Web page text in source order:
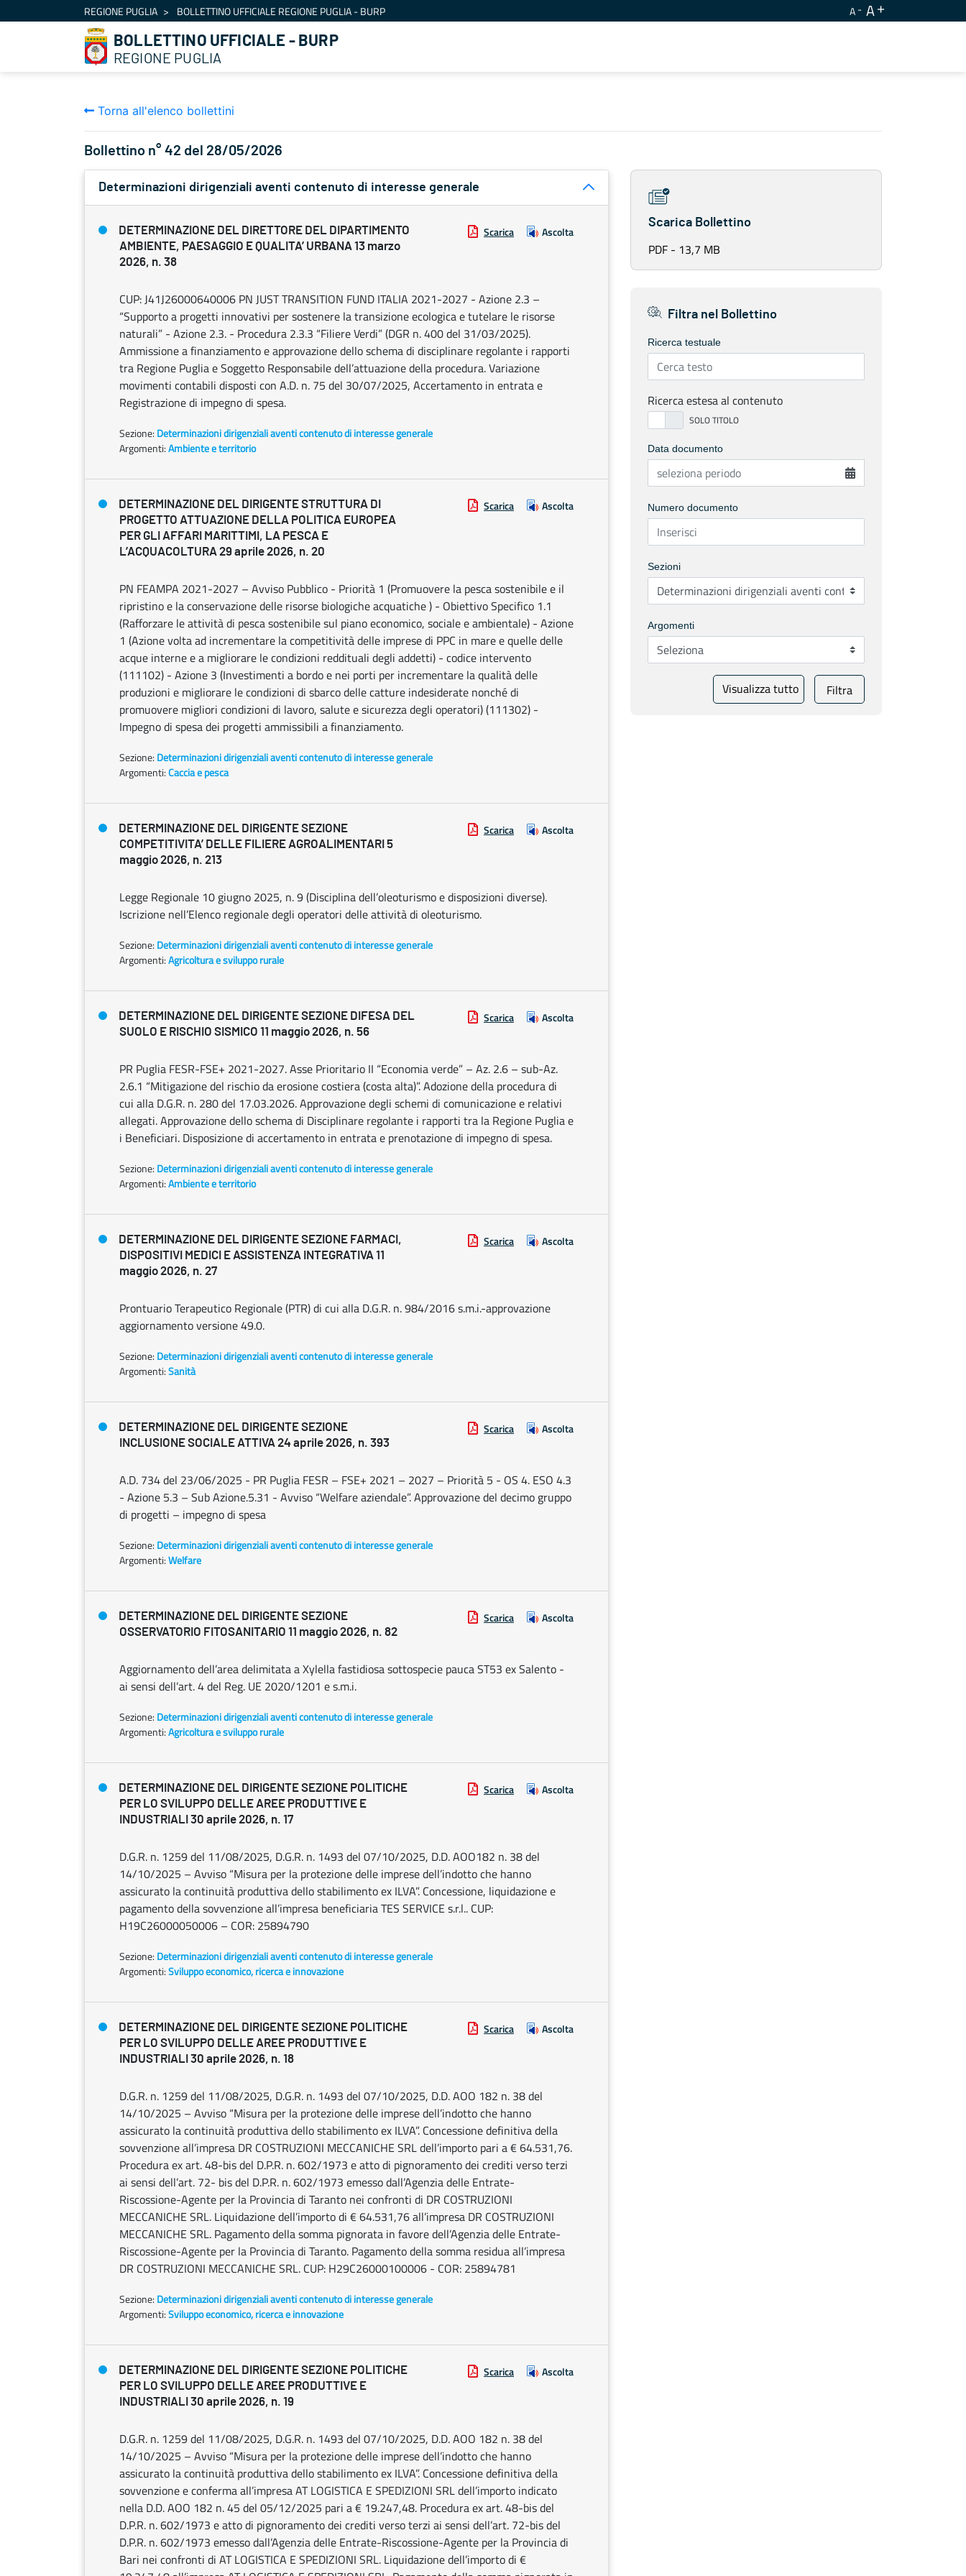
Salta al contenutoREGIONE PUGLIA BOLLETTINO UFFICIALE REGIONE PUGLIA - BURP A A
BOLLETTINO UFFICIALE - BURP
REGIONE PUGLIA
Torna all'elenco bollettini
Bollettino n° 42 del 28/05/2026
Determinazioni dirigenziali aventi contenuto di interesse generale
DETERMINAZIONE DEL DIRETTORE DEL DIPARTIMENTO
AMBIENTE, PAESAGGIO E QUALITA’ URBANA 13 marzo
2026, n. 38
Scarica Ascolta
CUP: J41J26000640006 PN JUST TRANSITION FUND ITALIA 2021-2027 - Azione 2.3 –
“Supporto a progetti innovativi per sostenere la transizione ecologica e tutelare le risorse
naturali” - Azione 2.3. - Procedura 2.3.3 “Filiere Verdi” (DGR n. 400 del 31/03/2025).
Ammissione a finanziamento e approvazione dello schema di disciplinare regolante i rapporti
tra Regione Puglia e Soggetto Responsabile dell’attuazione della procedura. Variazione
movimenti contabili disposti con A.D. n. 75 del 30/07/2025, Accertamento in entrata e
Registrazione di impegno di spesa.
Sezione: Determinazioni dirigenziali aventi contenuto di interesse generale
Argomenti:Ambiente e territorio
DETERMINAZIONE DEL DIRIGENTE STRUTTURA DI
PROGETTO ATTUAZIONE DELLA POLITICA EUROPEA
PER GLI AFFARI MARITTIMI, LA PESCA E
L’ACQUACOLTURA 29 aprile 2026, n. 20
Scarica Ascolta
PN FEAMPA 2021-2027 – Avviso Pubblico - Priorità 1 (Promuovere la pesca sostenibile e il
ripristino e la conservazione delle risorse biologiche acquatiche ) - Obiettivo Specifico 1.1
(Rafforzare le attività di pesca sostenibile sul piano economico, sociale e ambientale) - Azione
1 (Azione volta ad incrementare la competitività delle imprese di PPC in mare e quelle delle
acque interne e a migliorare le condizioni reddituali degli addetti) - codice intervento
(111102) - Azione 3 (Investimenti a bordo e nei porti per incrementare la qualità delle
produzioni e migliorare le condizioni di sbarco delle catture indesiderate nonché di
promuovere migliori condizioni di lavoro, salute e sicurezza degli operatori) (111302) -
Impegno di spesa dei progetti ammissibili a finanziamento.
Sezione: Determinazioni dirigenziali aventi contenuto di interesse generale
Argomenti:Caccia e pesca
DETERMINAZIONE DEL DIRIGENTE SEZIONE
COMPETITIVITA’ DELLE FILIERE AGROALIMENTARI 5
maggio 2026, n. 213
Scarica Ascolta
Legge Regionale 10 giugno 2025, n. 9 (Disciplina dell’oleoturismo e disposizioni diverse).
Iscrizione nell’Elenco regionale degli operatori delle attività di oleoturismo.
Sezione: Determinazioni dirigenziali aventi contenuto di interesse generale
Argomenti:Agricoltura e sviluppo rurale
DETERMINAZIONE DEL DIRIGENTE SEZIONE DIFESA DEL
SUOLO E RISCHIO SISMICO 11 maggio 2026, n. 56
Scarica Ascolta
PR Puglia FESR-FSE+ 2021-2027. Asse Prioritario II “Economia verde” – Az. 2.6 – sub-Az.
2.6.1 “Mitigazione del rischio da erosione costiera (costa alta)”. Adozione della procedura di
cui alla D.G.R. n. 280 del 17.03.2026. Approvazione degli schemi di comunicazione e relativi
allegati. Approvazione dello schema di Disciplinare regolante i rapporti tra la Regione Puglia e
i Beneficiari. Disposizione di accertamento in entrata e prenotazione di impegno di spesa.
Sezione: Determinazioni dirigenziali aventi contenuto di interesse generale
Argomenti:Ambiente e territorio
DETERMINAZIONE DEL DIRIGENTE SEZIONE FARMACI,
DISPOSITIVI MEDICI E ASSISTENZA INTEGRATIVA 11
maggio 2026, n. 27
Scarica Ascolta
Prontuario Terapeutico Regionale (PTR) di cui alla D.G.R. n. 984/2016 s.m.i.-approvazione
aggiornamento versione 49.0.
Sezione: Determinazioni dirigenziali aventi contenuto di interesse generale
Argomenti:Sanità
DETERMINAZIONE DEL DIRIGENTE SEZIONE
INCLUSIONE SOCIALE ATTIVA 24 aprile 2026, n. 393
Scarica Ascolta
A.D. 734 del 23/06/2025 - PR Puglia FESR – FSE+ 2021 – 2027 – Priorità 5 - OS 4. ESO 4.3
- Azione 5.3 – Sub Azione.5.31 - Avviso “Welfare aziendale”. Approvazione del decimo gruppo
di progetti – impegno di spesa
Sezione: Determinazioni dirigenziali aventi contenuto di interesse generale
Argomenti:Welfare
DETERMINAZIONE DEL DIRIGENTE SEZIONE
OSSERVATORIO FITOSANITARIO 11 maggio 2026, n. 82
Scarica Ascolta
Aggiornamento dell’area delimitata a Xylella fastidiosa sottospecie pauca ST53 ex Salento -
ai sensi dell’art. 4 del Reg. UE 2020/1201 e s.m.i.
Sezione: Determinazioni dirigenziali aventi contenuto di interesse generale
Argomenti:Agricoltura e sviluppo rurale
DETERMINAZIONE DEL DIRIGENTE SEZIONE POLITICHE
PER LO SVILUPPO DELLE AREE PRODUTTIVE E
INDUSTRIALI 30 aprile 2026, n. 17
Scarica Ascolta
D.G.R. n. 1259 del 11/08/2025, D.G.R. n. 1493 del 07/10/2025, D.D. AOO182 n. 38 del
14/10/2025 – Avviso “Misura per la protezione delle imprese dell’indotto che hanno
assicurato la continuità produttiva dello stabilimento ex ILVA”. Concessione, liquidazione e
pagamento della sovvenzione all’impresa beneficiaria TES SERVICE s.r.l.. CUP:
H19C26000050006 – COR: 25894790
Sezione: Determinazioni dirigenziali aventi contenuto di interesse generale
Argomenti:Sviluppo economico, ricerca e innovazione
DETERMINAZIONE DEL DIRIGENTE SEZIONE POLITICHE
PER LO SVILUPPO DELLE AREE PRODUTTIVE E
INDUSTRIALI 30 aprile 2026, n. 18
Scarica Ascolta
D.G.R. n. 1259 del 11/08/2025, D.G.R. n. 1493 del 07/10/2025, D.D. AOO 182 n. 38 del
14/10/2025 – Avviso “Misura per la protezione delle imprese dell’indotto che hanno
assicurato la continuità produttiva dello stabilimento ex ILVA”. Concessione definitiva della
sovvenzione all’impresa DR COSTRUZIONI MECCANICHE SRL dell’importo pari a € 64.531,76.
Procedura ex art. 48-bis del D.P.R. n. 602/1973 e atto di pignoramento dei crediti verso terzi
ai sensi dell’art. 72- bis del D.P.R. n. 602/1973 emesso dall’Agenzia delle Entrate-
Riscossione-Agente per la Provincia di Taranto nei confronti di DR COSTRUZIONI
MECCANICHE SRL. Liquidazione dell’importo di € 64.531,76 all’impresa DR COSTRUZIONI
MECCANICHE SRL. Pagamento della somma pignorata in favore dell’Agenzia delle Entrate-
Riscossione-Agente per la Provincia di Taranto. Pagamento della somma residua all’impresa
DR COSTRUZIONI MECCANICHE SRL. CUP: H29C26000100006 - COR: 25894781
Sezione: Determinazioni dirigenziali aventi contenuto di interesse generale
Argomenti:Sviluppo economico, ricerca e innovazione
DETERMINAZIONE DEL DIRIGENTE SEZIONE POLITICHE
PER LO SVILUPPO DELLE AREE PRODUTTIVE E
INDUSTRIALI 30 aprile 2026, n. 19
Scarica Ascolta
D.G.R. n. 1259 del 11/08/2025, D.G.R. n. 1493 del 07/10/2025, D.D. AOO 182 n. 38 del
14/10/2025 – Avviso “Misura per la protezione delle imprese dell’indotto che hanno
assicurato la continuità produttiva dello stabilimento ex ILVA”. Concessione definitiva della
sovvenzione e conferma all’impresa AT LOGISTICA E SPEDIZIONI SRL dell’importo indicato
nella D.D. AOO 182 n. 45 del 05/12/2025 pari a € 19.247,48. Procedura ex art. 48-bis del
D.P.R. n. 602/1973 e atto di pignoramento dei crediti verso terzi ai sensi dell’art. 72-bis del
D.P.R. n. 602/1973 emesso dall’Agenzia delle Entrate-Riscossione-Agente per la Provincia di
Bari nei confronti di AT LOGISTICA E SPEDIZIONI SRL. Liquidazione dell’importo di €
Scarica Bollettino
PDF - 13,7 MB
Filtra nel Bollettino
Ricerca testuale
Ricerca estesa al contenuto
Data documento
Numero documento
Sezioni
Argomenti
Visualizza tutto Filtra